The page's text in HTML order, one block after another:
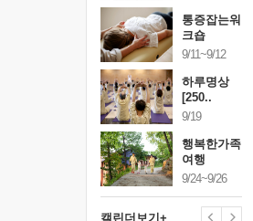
통증잡는워
크숍
9/11~9/12
하루명상
[250..
9/19
행복한가족
여행
9/24~9/26
캘린더보기+